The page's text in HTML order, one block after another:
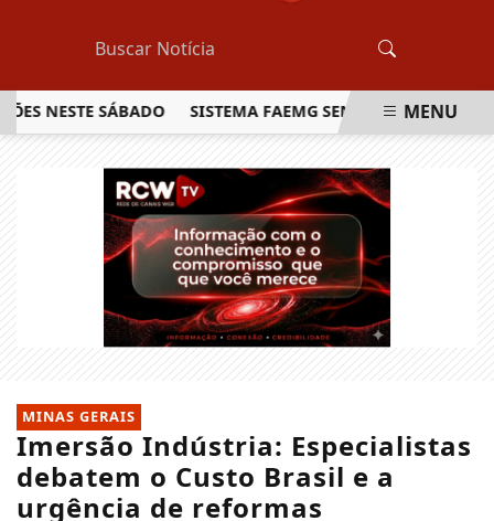
SÁBADO SISTEMA FAEMG SENAR LANÇA OMENU
MINAS GERAIS
Imersão Indústria: Especialistas
debatem o Custo Brasil e a
urgência de reformas